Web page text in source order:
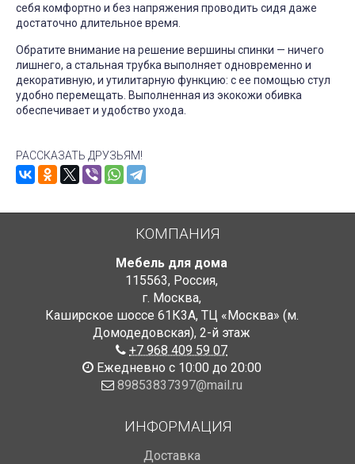
себя комфортно и без напряжения проводить сидя даже
достаточно длительное время.
Обратите внимание на решение вершины спинки — ничего
лишнего, а стальная трубка выполняет одновременно и
декоративную, и утилитарную функцию: с ее помощью стул
удобно перемещать. Выполненная из экокожи обивка
обеспечивает и удобство ухода.
РАССКАЗАТЬ ДРУЗЬЯМ!
КОМПАНИЯ
Мебель для дома
115563, Россия,
г. Москва,
Каширское шоссе 61К3А, ТЦ «Москва» (м.
Домодедовская), 2-й этаж
+7 968 409 59 07
Ежедневно с 10:00 до 20:00
89853837397@mail.ru
ИНФОРМАЦИЯ
Доставка